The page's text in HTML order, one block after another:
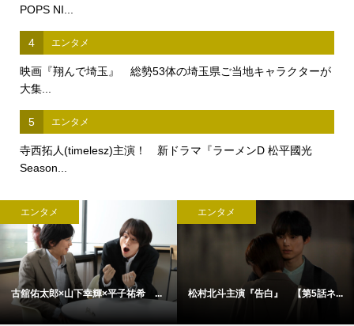
POPS NI...
4 エンタメ
映画『翔んで埼玉』 総勢53体の埼玉県ご当地キャラクターが
大集...
5 エンタメ
寺西拓人(timelesz)主演！ 新ドラマ『ラーメンD 松平國光
Season...
エンタメ
アン・ハサウェイ×ユアン・マクレ...
エンタメ
松村北斗主演『告白』 本日21時...